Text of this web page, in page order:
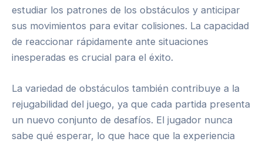
estudiar los patrones de los obstáculos y anticipar
sus movimientos para evitar colisiones. La capacidad
de reaccionar rápidamente ante situaciones
inesperadas es crucial para el éxito.
La variedad de obstáculos también contribuye a la
rejugabilidad del juego, ya que cada partida presenta
un nuevo conjunto de desafíos. El jugador nunca
sabe qué esperar, lo que hace que la experiencia